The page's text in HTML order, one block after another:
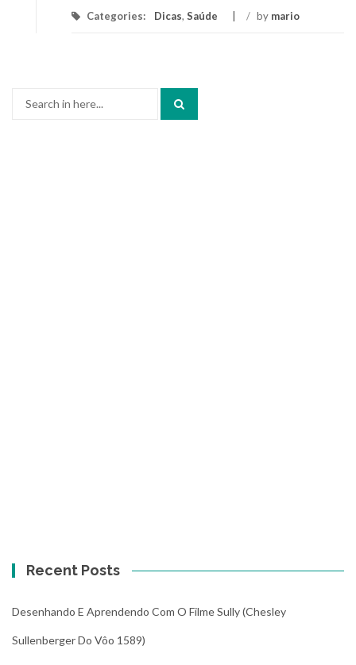
Categories: Dicas, Saúde / by mario
Recent Posts
Desenhando E Aprendendo Com O Filme Sully (Chesley
Sullenberger Do Vôo 1589)